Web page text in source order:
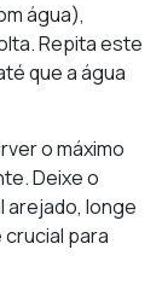
água),
Repita este
que a água
o máximo
Deixe o
arejado, longe
para